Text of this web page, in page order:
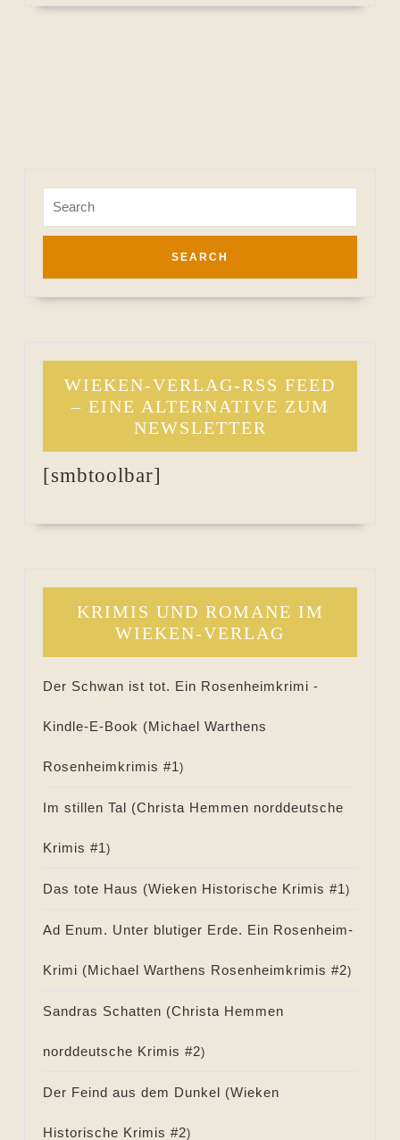
for:
WIEKEN-VERLAG-RSS FEED
– EINE ALTERNATIVE ZUM
NEWSLETTER
[smbtoolbar]
KRIMIS UND ROMANE IM
WIEKEN-VERLAG
Der Schwan ist tot. Ein Rosenheimkrimi -
Kindle-E-Book (Michael Warthens
Rosenheimkrimis #1)
Im stillen Tal (Christa Hemmen norddeutsche
Krimis #1)
Das tote Haus (Wieken Historische Krimis #1)
Ad Enum. Unter blutiger Erde. Ein Rosenheim-
Krimi (Michael Warthens Rosenheimkrimis #2)
Sandras Schatten (Christa Hemmen
norddeutsche Krimis #2)
Der Feind aus dem Dunkel (Wieken
Historische Krimis #2)